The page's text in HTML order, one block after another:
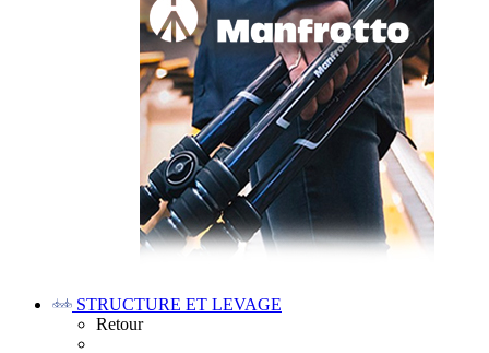
STRUCTURE ET LEVAGE
Retour